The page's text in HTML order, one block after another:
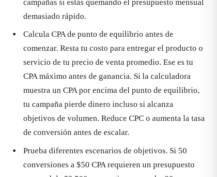
campañas si estás quemando el presupuesto mensual
demasiado rápido.
Calcula CPA de punto de equilibrio antes de
comenzar. Resta tu costo para entregar el producto o
servicio de tu precio de venta promedio. Ese es tu
CPA máximo antes de ganancia. Si la calculadora
muestra un CPA por encima del punto de equilibrio,
tu campaña pierde dinero incluso si alcanza
objetivos de volumen. Reduce CPC o aumenta la tasa
de conversión antes de escalar.
Prueba diferentes escenarios de objetivos. Si 50
conversiones a $50 CPA requieren un presupuesto